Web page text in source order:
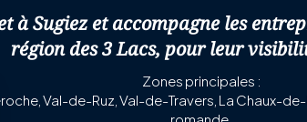
à Sugiez et accompagne les
région des 3 Lacs, pour leur
Zones principales :
Val-de-Ruz, Val-de-Travers, La Chaux-